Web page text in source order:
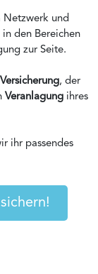
Netzwerk und
in den Bereichen
zur Seite.
Versicherung, der
Veranlagung ihres
ihr passendes